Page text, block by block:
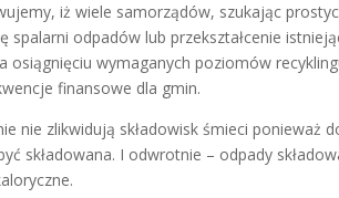
iż wiele samorządów, szukając
spalarni odpadów lub przekształcenie
osiągnięciu wymaganych poziomów
finansowe dla gmin.
nie zlikwidują składowisk śmieci
składowana. I odwrotnie – odpady